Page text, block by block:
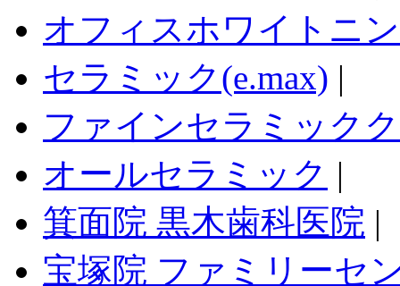
オフィスホワイトニ
セラミック(e.max) |
ファインセラミック
オールセラミック |
箕面院 黒木歯科医院 |
宝塚院 ファミリーセ